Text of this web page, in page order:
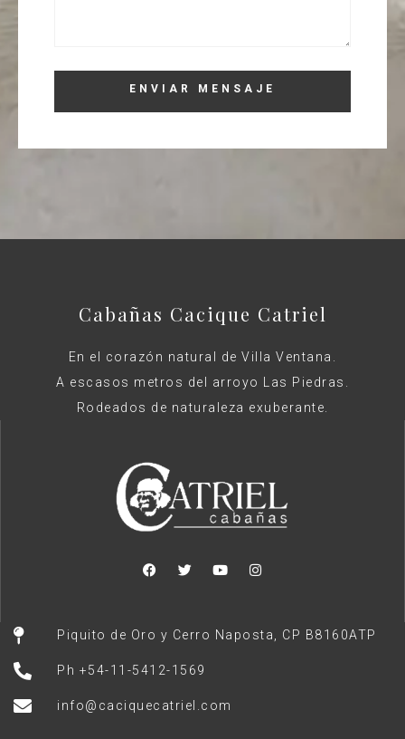
Cabañas Cacique Catriel
En el corazón natural de Villa Ventana.
A escasos metros del arroyo Las Piedras.
Rodeados de naturaleza exuberante.
Piquito de Oro y Cerro Naposta, CP B8160ATP
Ph +54-11-5412-1569
info@caciquecatriel.com